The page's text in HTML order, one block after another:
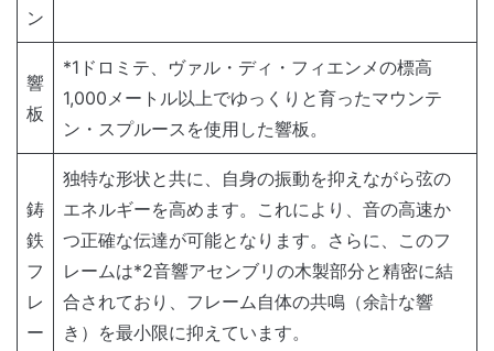
ン
響
板
*1ドロミテ、ヴァル・ディ・フィエンメの標高
1,000メートル以上でゆっくりと育ったマウンテ
ン・スプルースを使用した響板。
鋳
鉄
フ
レ
ー
独特な形状と共に、自身の振動を抑えながら弦の
エネルギーを高めます。これにより、音の高速か
つ正確な伝達が可能となります。さらに、このフ
レームは*2音響アセンブリの木製部分と精密に結
合されており、フレーム自体の共鳴（余計な響
き）を最小限に抑えています。